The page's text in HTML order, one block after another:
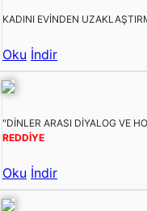
KADINI EVİNDEN
Oku İndir
"DİNLER ARASI DİYALOG VE
REDDİYE
Oku İndir